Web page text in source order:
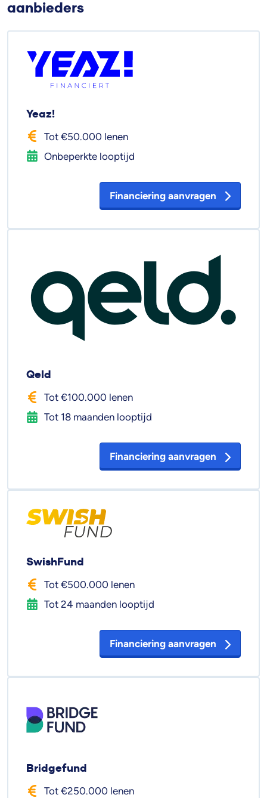
aanbieders
Yeaz!
Tot €50.000 lenen
Onbeperkte looptijd
Financiering aanvragen
Qeld
Tot €100.000 lenen
Tot 18 maanden looptijd
Financiering aanvragen
SwishFund
Tot €500.000 lenen
Tot 24 maanden looptijd
Financiering aanvragen
Bridgefund
Tot €250.000 lenen